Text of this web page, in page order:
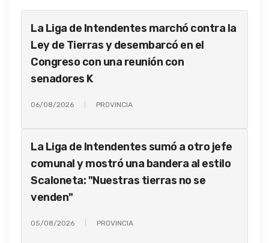
La Liga de Intendentes marchó contra la
Ley de Tierras y desembarcó en el
Congreso con una reunión con
senadores K
06/08/2026 PROVINCIA
La Liga de Intendentes sumó a otro jefe
comunal y mostró una bandera al estilo
Scaloneta: "Nuestras tierras no se
venden"
05/08/2026 PROVINCIA